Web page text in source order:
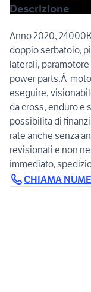
Descrizione
Anno 2020,
doppio serbatoio,
laterali,
power parts,Â
eseguire,
da cross, enduro e
possibilita di
rate anche senza
revisionati e non
immediato,
CHIAMA